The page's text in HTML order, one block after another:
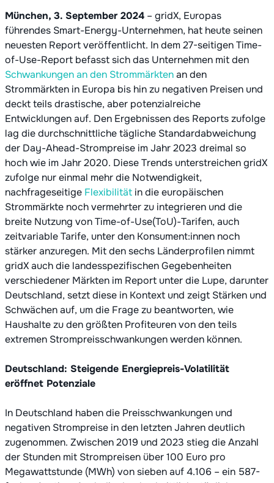
München, 3. September 2024 – gridX, Europas
führendes Smart-Energy-Unternehmen, hat heute seinen
neuesten Report veröffentlicht. In dem 27-seitigen Time-
of-Use-Report befasst sich das Unternehmen mit den
Schwankungen an den Strommärktenan den
Strommärkten in Europa bis hin zu negativen Preisen und
deckt teils drastische, aber potenzialreiche
Entwicklungen auf. Den Ergebnissen des Reports zufolge
lag die durchschnittliche tägliche Standardabweichung
der Day-Ahead-Strompreise im Jahr 2023 dreimal so
hoch wie im Jahr 2020. Diese Trends unterstreichen gridX
zufolge nur einmal mehr die Notwendigkeit,
nachfrageseitige Flexibilität in die europäischen
Strommärkte noch vermehrter zu integrieren und die
breite Nutzung von Time-of-Use(ToU)-Tarifen, auch
zeitvariable Tarife, unter den Konsument:innen noch
stärker anzuregen. Mit den sechs Länderprofilen nimmt
gridX auch die landesspezifischen Gegebenheiten
verschiedener Märkten im Report unter die Lupe, darunter
Deutschland, setzt diese in Kontext und zeigt Stärken und
Schwächen auf, um die Frage zu beantworten, wie
Haushalte zu den größten Profiteuren von den teils
extremen Strompreisschwankungen werden können.
Deutschland: Steigende Energiepreis-Volatilität
eröffnet Potenziale
In Deutschland haben die Preisschwankungen und
negativen Strompreise in den letzten Jahren deutlich
zugenommen. Zwischen 2019 und 2023 stieg die Anzahl
der Stunden mit Strompreisen über 100 Euro pro
Megawattstunde (MWh) von sieben auf 4.106 – ein 587-